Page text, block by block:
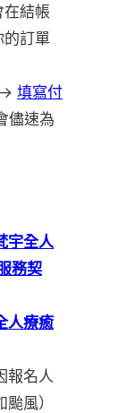
在結帳
的訂單
填寫付
儘速為
宇全人
務契
人療癒
報名人
風）